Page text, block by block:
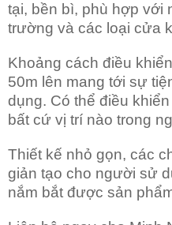
tại, bền bì, phù hợp với
trường và các loại cửa
Khoảng cách điều
50m lên mang tới sự
dụng. Có thể điều
bất cứ vị trí nào trong
Thiết kế nhỏ gọn, các
giản tạo cho người sử
nắm bắt được sản